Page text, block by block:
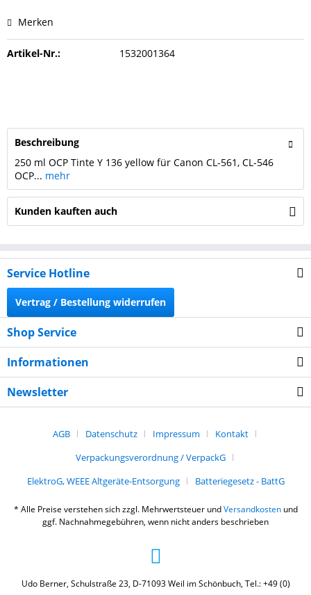
Merken
Artikel-Nr.: 1532001364
Beschreibung
250 ml OCP Tinte Y 136 yellow für Canon CL-561, CL-546
OCP... mehr
Kunden kauften auch
Service Hotline
Vertrag / Bestellung widerrufen
Shop Service
Informationen
Newsletter
AGB Datenschutz Impressum
Kontakt
Verpackungsverordnung / VerpackG
ElektroG, WEEE Altgeräte-Entsorgung
Batteriegesetz - BattG
* Alle Preise verstehen sich zzgl. Mehrwertsteuer undVersandkostenund
ggf. Nachnahmegebühren, wenn nicht anders beschrieben
Udo Berner, Schulstraße 23, D-71093 Weil im Schönbuch, Tel.: +49 (0)